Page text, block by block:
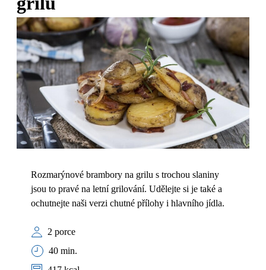
Rozmarýnové brambory na grilu s trochou slaniny
jsou to pravé na letní grilování. Udělejte si je také a
ochutnejte naši verzi chutné přílohy i hlavního jídla.
2 porce
40 min.